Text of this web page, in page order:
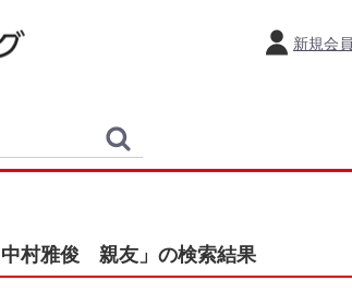
新規会
村雅俊 親友」の検索結果